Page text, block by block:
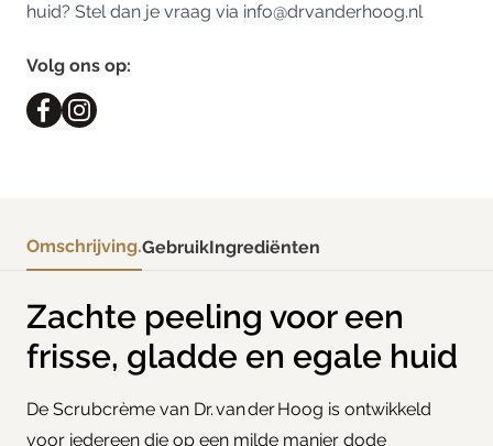
Volg ons op:
huid? Stel dan je vraag via info@drvanderhoog.nl
Omschrijving.GebruikIngrediënten
Zachte peeling voor een
frisse, gladde en egale huid
De Scrubcrème van Dr. van der Hoog is ontwikkeld
voor iedereen die op een milde manier dode